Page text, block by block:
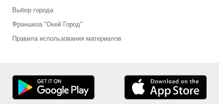
Выбор города
Франшиза "Окей Город"
Правила использования материалов